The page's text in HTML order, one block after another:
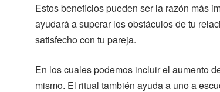
Estos beneficios pueden ser la razón más
ayudará a superar los obstáculos de tu
satisfecho con tu pareja.
En los cuales podemos incluir el aumento
mismo. El ritual también ayuda a uno a